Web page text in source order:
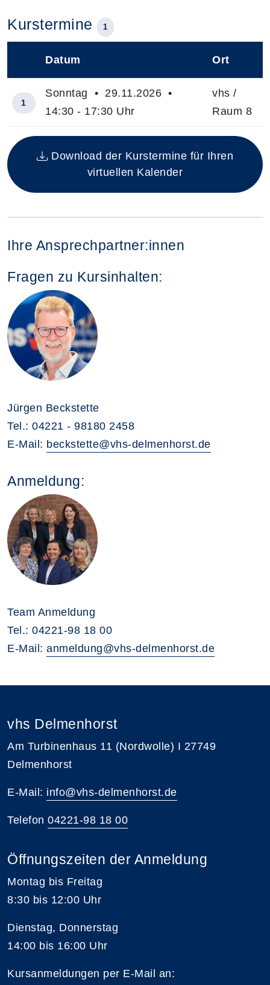
Kurstermine 1
Insgesamt gibt es 1 Termine zum diesen Kurs
Datum Ort
1
Sonntag • 29.11.2026 •
14:30 - 17:30 Uhr
vhs /
Raum 8
Download der Kurstermine für Ihren
virtuellen Kalender
Ihre Ansprechpartner:innen
Fragen zu Kursinhalten:
Jürgen Beckstette
Tel.: 04221 - 98180 2458
E-Mail: beckstette@vhs-delmenhorst.de
Anmeldung:
Team Anmeldung
Tel.: 04221-98 18 00
E-Mail: anmeldung@vhs-delmenhorst.de
vhs Delmenhorst
Am Turbinenhaus 11 (Nordwolle) I 27749
Delmenhorst
E-Mail: info@vhs-delmenhorst.de
Telefon 04221-98 18 00
Öffnungszeiten der Anmeldung
Montag bis Freitag
8:30 bis 12:00 Uhr
Dienstag, Donnerstag
14:00 bis 16:00 Uhr
Kursanmeldungen per E-Mail an: